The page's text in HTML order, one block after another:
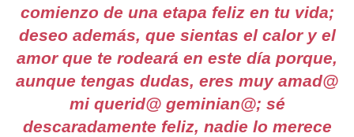
comienzo de una etapa feliz en tu vida;
deseo además, que sientas el calor y el
amor que te rodeará en este día porque,
aunque tengas dudas, eres muy amad@
mi querid@ geminian@; sé
descaradamente feliz, nadie lo merece